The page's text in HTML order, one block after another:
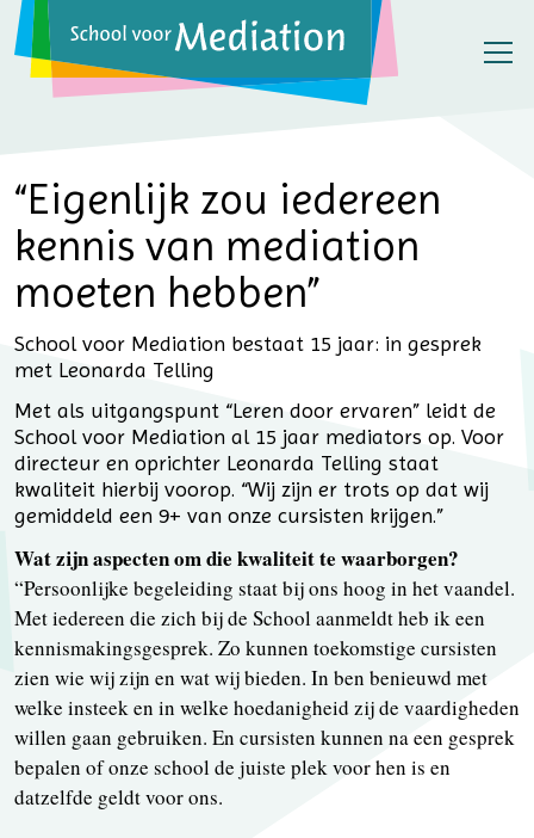
“Eigenlijk zou iedereen
kennis van mediation
moeten hebben”
School voor Mediation bestaat 15 jaar: in gesprek
met Leonarda Telling
Met als uitgangspunt “Leren door ervaren” leidt de
School voor Mediation al 15 jaar mediators op. Voor
directeur en oprichter Leonarda Telling staat
kwaliteit hierbij voorop. “Wij zijn er trots op dat wij
gemiddeld een 9+ van onze cursisten krijgen.”
Wat zijn aspecten om die kwaliteit te waarborgen?
“Persoonlijke begeleiding staat bij ons hoog in het vaandel.
Met iedereen die zich bij de School aanmeldt heb ik een
kennismakingsgesprek. Zo kunnen toekomstige cursisten
zien wie wij zijn en wat wij bieden. In ben benieuwd met
welke insteek en in welke hoedanigheid zij de vaardigheden
willen gaan gebruiken. En cursisten kunnen na een gesprek
bepalen of onze school de juiste plek voor hen is en
datzelfde geldt voor ons.